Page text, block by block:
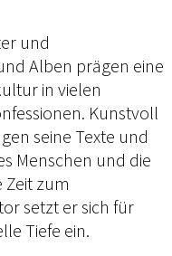
und
Alben prägen eine
in vielen
Kunstvoll
seine Texte und
Menschen und die
zum
setzt er sich für
Tiefe ein.